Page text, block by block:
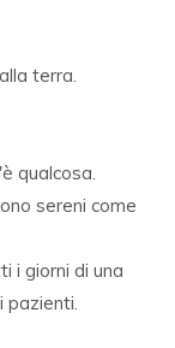
terra.
qualcosa.
sereni come
i giorni di una
pazienti.